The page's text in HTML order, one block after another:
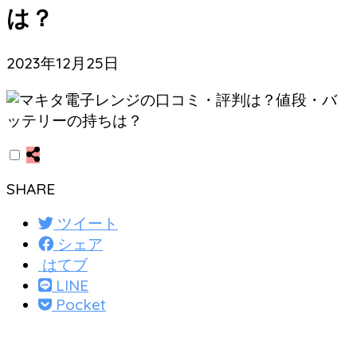
は？
2023年12月25日
SHARE
ツイート
シェア
はてブ
LINE
Pocket